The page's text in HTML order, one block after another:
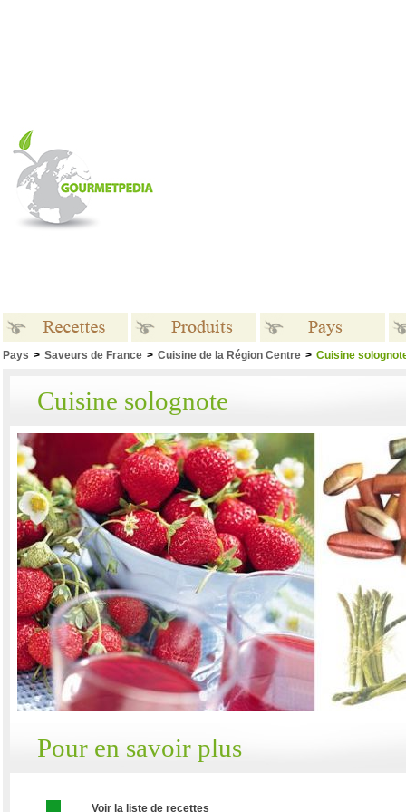
Pays > Saveurs de France > Cuisine de la Région Centre > Cuisine
Cuisine solognote
Pour en savoir plus
Voir la liste de recettes